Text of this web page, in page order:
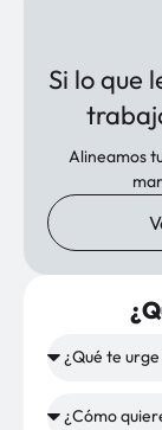
Si lo que
Alineamos